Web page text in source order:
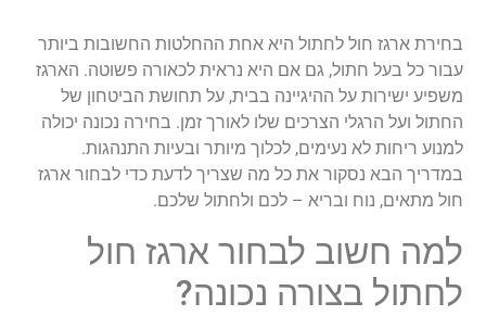
בחירת ארגז חול לחתול היא אחת ההחלטות החשובות ביותר
עבור כל בעל חתול, גם אם היא נראית לכאורה פשוטה. הארגז
משפיע ישירות על ההיגיינה בבית, על תחושת הביטחון של
החתול ועל הרגלי הצרכים שלו לאורך זמן. בחירה נכונה יכולה
למנוע ריחות לא נעימים, לכלוך מיותר ובעיות התנהגות.
במדריך הבא נסקור את כל מה שצריך לדעת כדי לבחור ארגז
חול מתאים, נוח ובריא – לכם ולחתול שלכם.
למה חשוב לבחור ארגז חול
לחתול בצורה נכונה?